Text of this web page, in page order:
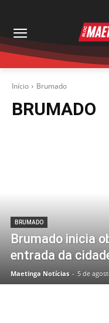
Início Brumado
BRUMADO
BRUMADO
Brumado inicia
entrada da
Maetinga Notícias - 5 de